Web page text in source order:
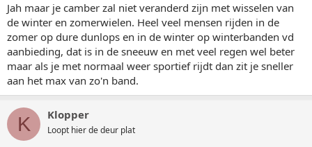
Jah maar je camber zal niet veranderd zijn met wisselen van
de winter en zomerwielen. Heel veel mensen rijden in de
zomer op dure dunlops en in de winter op winterbanden vd
aanbieding, dat is in de sneeuw en met veel regen wel beter
maar als je met normaal weer sportief rijdt dan zit je sneller
aan het max van zo'n band.
K Klopper
Loopt hier de deur plat